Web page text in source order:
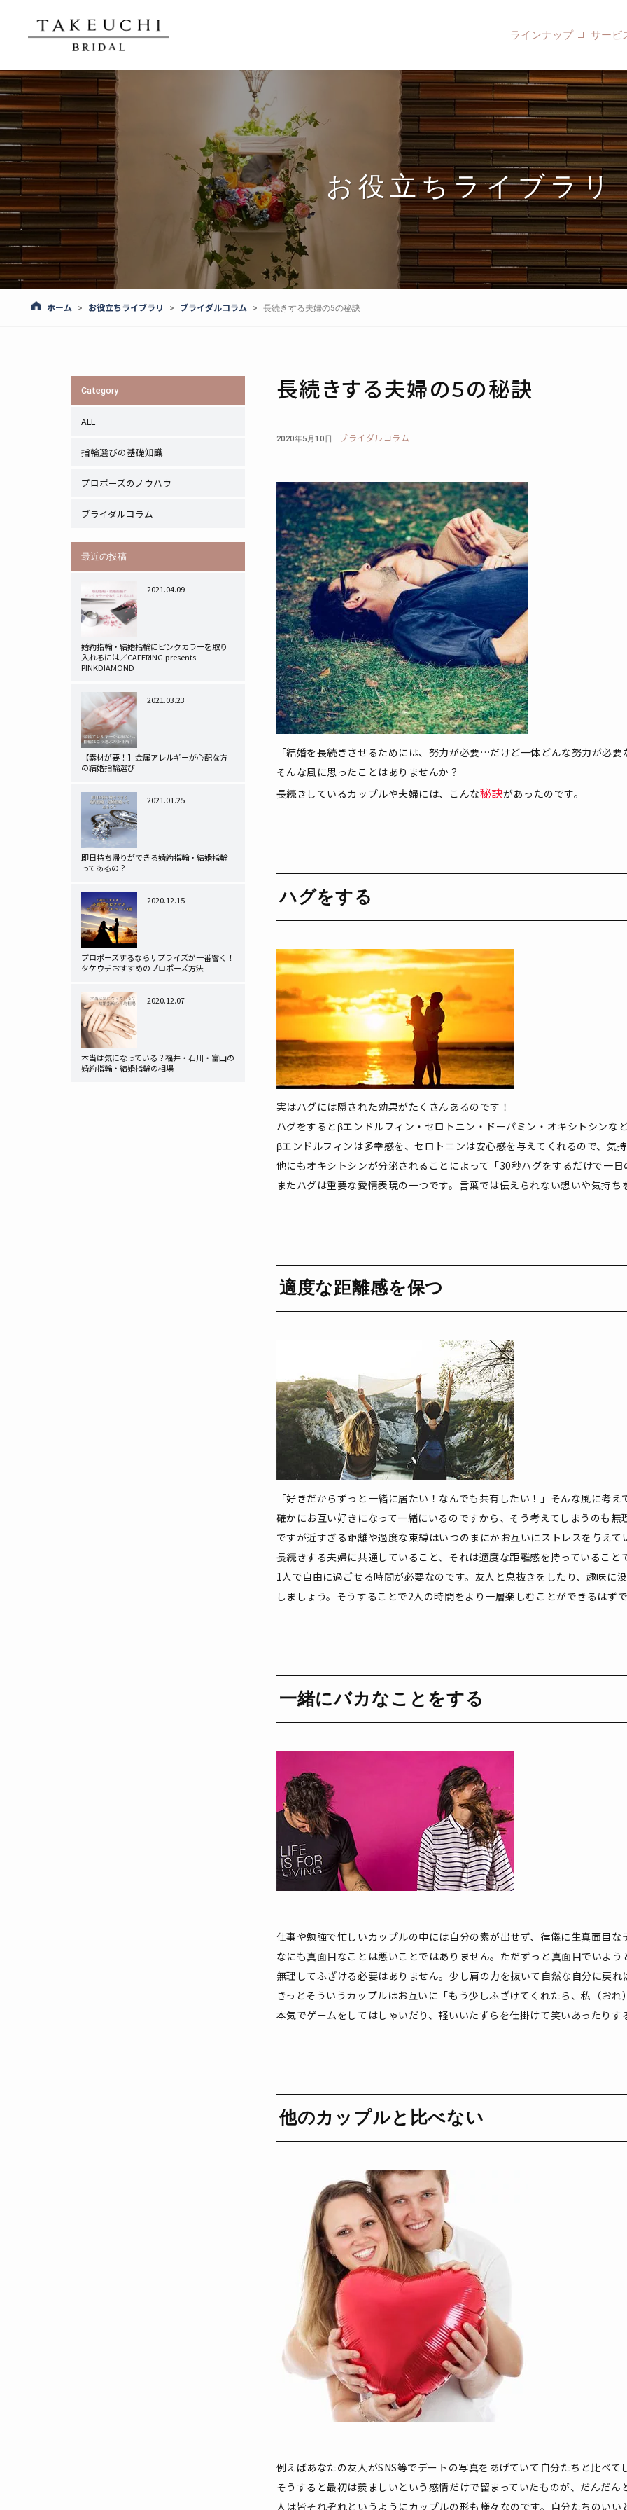
ラインナップ サービ
お役立ちライブラリ
ホーム > お役立ちライブラリ > ブライダルコラム > 長続きする夫婦の5の秘訣
長続きする夫婦の5の秘訣
2020年5月10日 ブライダルコラム
「結婚を長続きさせるためには、努力が必要…だけど一体どんな努力が必要
そんな風に思ったことはありませんか？
長続きしているカップルや夫婦には、こんな秘訣があったのです。
ハグをする
実はハグには隠された効果がたくさんあるのです！
ハグをするとβエンドルフィン・セロトニン・ドーパミン・オキシトシンな
βエンドルフィンは多幸感を、セロトニンは安心感を与えてくれるので、気
他にもオキシトシンが分泌されることによって「30秒ハグをするだけで一
またハグは重要な愛情表現の一つです。言葉では伝えられない想いや気持ち
適度な距離感を保つ
「好きだからずっと一緒に居たい！なんでも共有したい！」そんな風に考え
確かにお互い好きになって一緒にいるのですから、そう考えてしまうのも無
ですが近すぎる距離や過度な束縛はいつのまにかお互いにストレスを与えて
長続きする夫婦に共通していること、それは適度な距離感を持っているこ
1人で自由に過ごせる時間が必要なのです。友人と息抜きをしたり、趣味に
しましょう。そうすることで2人の時間をより一層楽しむことができるはずで
一緒にバカなことをする
仕事や勉強で忙しいカップルの中には自分の素が出せず、律儀に生真面目な
なにも真面目なことは悪いことではありません。ただずっと真面目でいよう
無理してふざける必要はありません。少し肩の力を抜いて自然な自分に戻れ
きっとそういうカップルはお互いに「もう少しふざけてくれたら、私（お
本気でゲームをしてはしゃいだり、軽いいたずらを仕掛けて笑いあったりす
他のカップルと比べない
例えばあなたの友人がSNS等でデートの写真をあげていて自分たちと比べて
そうすると最初は羨ましいという感情だけで留まっていたものが、だんだん
人は皆それぞれというようにカップルの形も様々なのです。自分たちのいい
Category
ALL
指輪選びの基礎知識
プロポーズのノウハウ
ブライダルコラム
最近の投稿
2021.04.09
婚約指輪・結婚指輪にピンクカラーを取り
入れるには／CAFERING presents
PINKDIAMOND
2021.03.23
【素材が要！】金属アレルギーが心配な方
の結婚指輪選び
2021.01.25
即日持ち帰りができる婚約指輪・結婚指輪
ってあるの？
2020.12.15
プロポーズするならサプライズが一番響く！
タケウチおすすめのプロポーズ方法
2020.12.07
本当は気になっている？福井・石川・富山の
婚約指輪・結婚指輪の相場